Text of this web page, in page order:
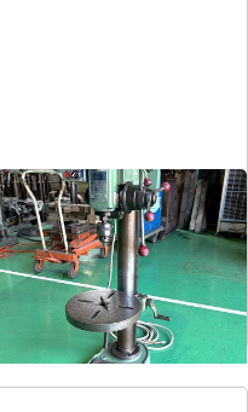
卓上ボール盤
メーカー 吉良
形 式KRT-340
式-